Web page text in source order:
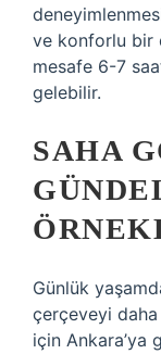
ve konforlu bir
mesafe 6-7
gelebilir.
SAHA
Günlük
çerçeveyi
için Ankara’ya